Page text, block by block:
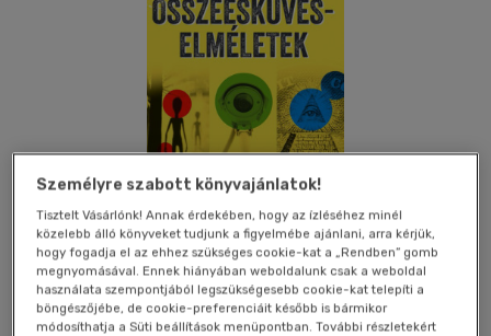
Személyre szabott könyvajánlatok!
Tisztelt Vásárlónk! Annak érdekében, hogy az ízléséhez minél
közelebb álló könyveket tudjunk a figyelmébe ajánlani, arra kérjük,
hogy fogadja el az ehhez szükséges cookie-kat a „Rendben” gomb
megnyomásával. Ennek hiányában weboldalunk csak a weboldal
használata szempontjából legszükségesebb cookie-kat telepíti a
böngészőjébe, de cookie-preferenciáit később is bármikor
módosíthatja a Süti beállítások menüpontban. További részletekért